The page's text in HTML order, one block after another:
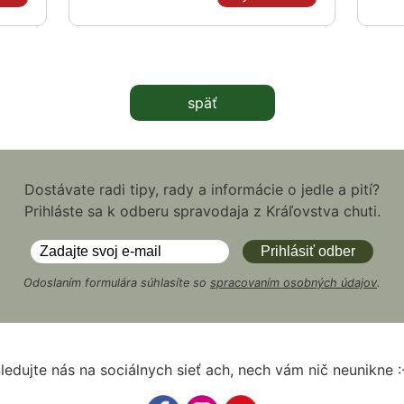
späť
Dostávate radi tipy, rady a informácie o jedle a pití?
Prihláste sa k odberu spravodaja z Kráľovstva chuti.
Odoslaním formulára súhlasíte so spracovaním osobných údajov.
nás na sociálnych sieť ach, nech vám nič neunikne